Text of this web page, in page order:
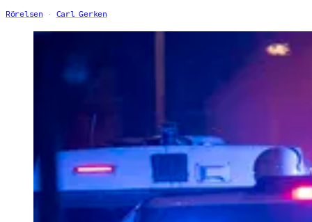
Rörelsen Carl Gerken